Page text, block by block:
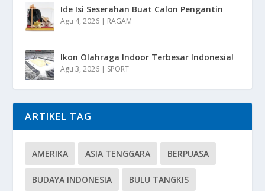
Ide Isi Seserahan Buat Calon Pengantin
Agu 4, 2026 | RAGAM
Ikon Olahraga Indoor Terbesar Indonesia!
Agu 3, 2026 | SPORT
ARTIKEL TAG
AMERIKA ASIA TENGGARA BERPUASA
BUDAYA INDONESIA BULU TANGKIS